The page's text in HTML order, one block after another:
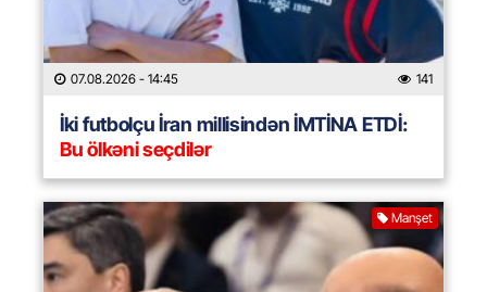
07.08.2026 - 14:45 141
İki futbolçu İran millisindən İMTİNA ETDİ:
Bu ölkəni seçdilər
Manşet